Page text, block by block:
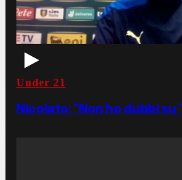
Under 21
Nicolato: "Non ho dubbi su